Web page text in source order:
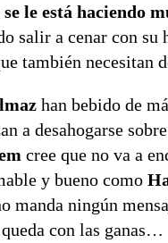
se le está haciendo
salir a cenar con su
también necesitan
han bebido de
a desahogarse
cree que no va a
y bueno como
manda ningún
con las ganas…